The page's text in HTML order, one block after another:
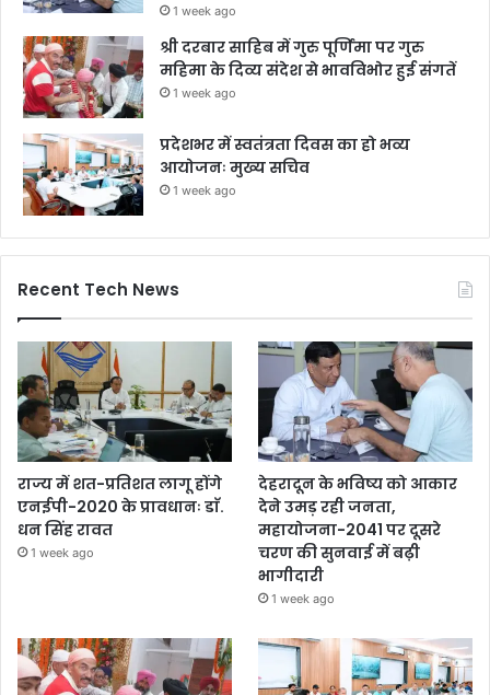
1 week ago
श्री दरबार साहिब में गुरु पूर्णिमा पर गुरु
महिमा के दिव्य संदेश से भावविभोर हुई संगतें
1 week ago
प्रदेशभर में स्वतंत्रता दिवस का हो भव्य
आयोजनः मुख्य सचिव
1 week ago
Recent Tech News
राज्य में शत-प्रतिशत लागू होंगे
एनईपी-2020 के प्रावधानः डाॅ.
धन सिंह रावत
1 week ago
देहरादून के भविष्य को आकार
देने उमड़ रही जनता,
महायोजना-2041 पर दूसरे
चरण की सुनवाई में बढ़ी
भागीदारी
1 week ago